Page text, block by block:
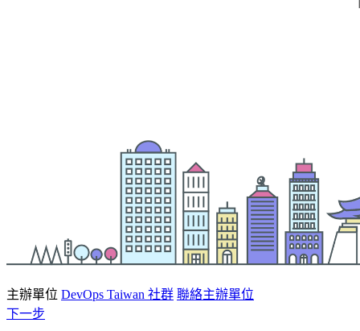
主辦單位 DevOps Taiwan 社群 聯絡主辦單位
下一步